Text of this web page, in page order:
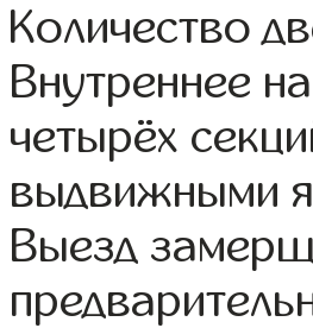
Количество
Внутреннее
четырёх
выдвижными
Выезд